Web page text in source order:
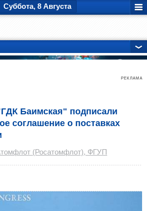
Суббота, 8 Августа
РЕКЛАМА
Баимская" подписали
соглашение о поставках
(Росатомфлот), ФГУП